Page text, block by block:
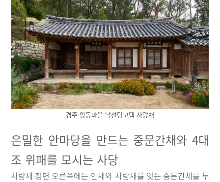
경주 양동마을 낙선당고택 사랑채
은밀한 안마당을 만드는 중문간채와 4대
조 위패를 모시는 사당
사랑채 정면 오른쪽에는 안채와 사랑채를 잇는 중문간채를 두